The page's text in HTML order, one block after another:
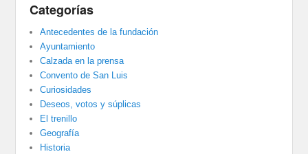
Categorías
Antecedentes de la fundación
Ayuntamiento
Calzada en la prensa
Convento de San Luis
Curiosidades
Deseos, votos y súplicas
El trenillo
Geografía
Historia